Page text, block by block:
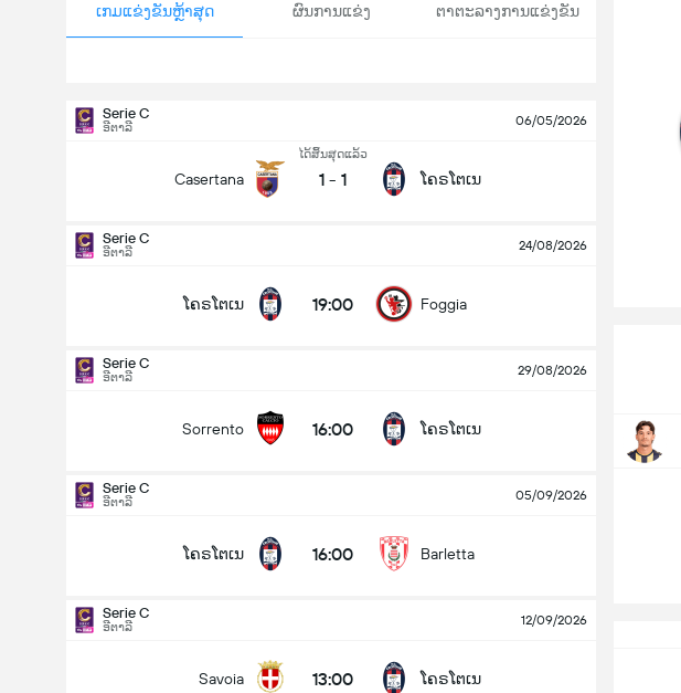
ເກມແຂ່ງຂັນຫຼ້າສຸດ ຜົນການແຂ່ງ ຕາຕະລາງການແຂ່ງຂັນ
Serie C
ອີຕາລີ 06/05/2026
Casertana
ໄດ້ສິ້ນສຸດແລ້ວ
1 - 1 ໂຄຣໂຕເນ
Serie C
ອີຕາລີ 24/08/2026
ໂຄຣໂຕເນ 19:00 Foggia
Serie C
ອີຕາລີ 29/08/2026
Sorrento 16:00 ໂຄຣໂຕເນ
Serie C
ອີຕາລີ 05/09/2026
ໂຄຣໂຕເນ 16:00 Barletta
Serie C
ອີຕາລີ 12/09/2026
Savoia 13:00 ໂຄຣໂຕເນ
16:00 ໂຄຣໂຕເນ